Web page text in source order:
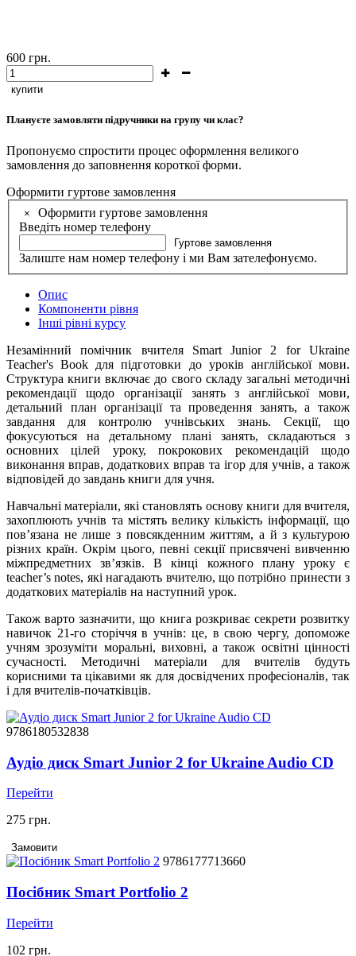
600 грн.
купити
Плануєте замовляти підручники на групу чи клас?
Пропонуємо спростити процес оформлення великого
замовлення до заповнення короткої форми.
Оформити гуртове замовлення
×
Оформити гуртове замовлення
Введіть номер телефону
Гуртове замовлення
Залиште нам номер телефону і ми Вам зателефонуємо.
Опис
Компоненти рівня
Інші рівні курсу
Незамінний помічник вчителя Smart Junior 2 for Ukraine
Teacher's Book для підготовки до уроків англійської мови.
Структура книги включає до свого складу загальні методичні
рекомендації щодо організації занять з англійської мови,
детальний план організації та проведення занять, а також
завдання для контролю учнівських знань. Секції, що
фокусуються на детальному плані занять, складаються з
основних цілей уроку, покрокових рекомендацій щодо
виконання вправ, додаткових вправ та ігор для учнів, а також
відповідей до завдань книги для учня.
Навчальні матеріали, які становлять основу книги для вчителя,
захоплюють учнів та містять велику кількість інформації, що
пов’язана не лише з повсякденним життям, а й з культурою
різних країн. Окрім цього, певні секції присвячені вивченню
міжпредметних зв’язків. В кінці кожного плану уроку є
teacher’s notes, які нагадають вчителю, що потрібно принести з
додаткових матеріалів на наступний урок.
Також варто зазначити, що книга розкриває секрети розвитку
навичок 21-го сторіччя в учнів: це, в свою чергу, допоможе
учням зрозуміти моральні, виховні, а також освітні цінності
сучасності. Методичні матеріали для вчителів будуть
корисними та цікавими як для досвідчених професіоналів, так
і для вчителів-початківців.
9786180532838
Аудіо диск Smart Junior 2 for Ukraine Audio CD
Перейти
275 грн.
Замовити
9786177713660
Посібник Smart Portfolio 2
Перейти
102 грн.